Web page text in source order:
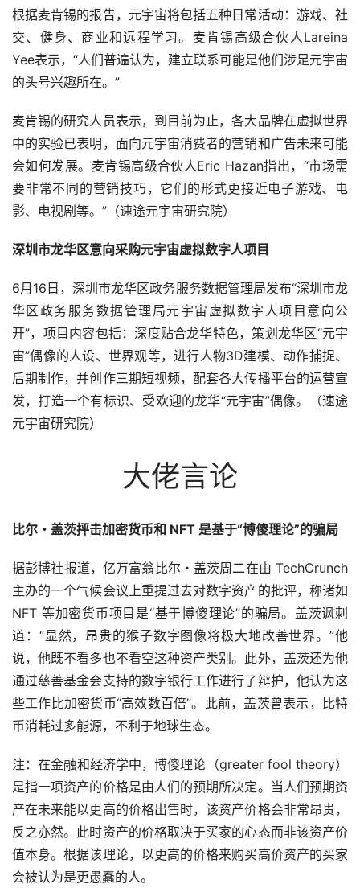
根据麦肯锡的报告，元宇宙将包括五种日常活动：游戏、社
交、健身、商业和远程学习。麦肯锡高级合伙人Lareina
Yee表示，“人们普遍认为，建立联系可能是他们涉足元宇宙
的头号兴趣所在。”
麦肯锡的研究人员表示，到目前为止，各大品牌在虚拟世界
中的实验已表明，面向元宇宙消费者的营销和广告未来可能
会如何发展。麦肯锡高级合伙人Eric Hazan指出，“市场需
要非常不同的营销技巧，它们的形式更接近电子游戏、电
影、电视剧等。”（速途元宇宙研究院）
深圳市龙华区意向采购元宇宙虚拟数字人项目
6月16日，深圳市龙华区政务服务数据管理局发布“深圳市龙
华区政务服务数据管理局元宇宙虚拟数字人项目意向公
开”，项目内容包括：深度贴合龙华特色，策划龙华区“元宇
宙”偶像的人设、世界观等，进行人物3D建模、动作捕捉、
后期制作，并创作三期短视频，配套各大传播平台的运营宣
发，打造一个有标识、受欢迎的龙华“元宇宙”偶像。（速途
元宇宙研究院）
大佬言论
比尔・盖茨抨击加密货币和 NFT 是基于“博傻理论”的骗局
据彭博社报道，亿万富翁比尔・盖茨周二在由 TechCrunch
主办的一个气候会议上重提过去对数字资产的批评，称诸如
NFT 等加密货币项目是“基于博傻理论”的骗局。盖茨讽刺
道：“显然，昂贵的猴子数字图像将极大地改善世界。”他
说，他既不看多也不看空这种资产类别。此外，盖茨还为他
通过慈善基金会支持的数字银行工作进行了辩护，他认为这
些工作比加密货币“高效数百倍”。此前，盖茨曾表示，比特
币消耗过多能源，不利于地球生态。
注：在金融和经济学中，博傻理论（greater fool theory）
是指一项资产的价格是由人们的预期所决定。当人们预期资
产在未来能以更高的价格出售时，该资产价格会非常昂贵，
反之亦然。此时资产的价格取决于买家的心态而非该资产价
值本身。根据该理论，以更高的价格来购买高价资产的买家
会被认为是更愚蠢的人。